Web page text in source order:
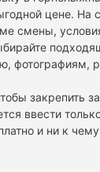
цене. На
смены,
фотографиям,
закрепить
ввести
и ни к